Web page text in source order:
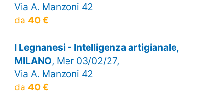
Via A. Manzoni 42
da 40 €
I Legnanesi - Intelligenza artigianale,
MILANO, Mer 03/02/27,
Via A. Manzoni 42
da 40 €